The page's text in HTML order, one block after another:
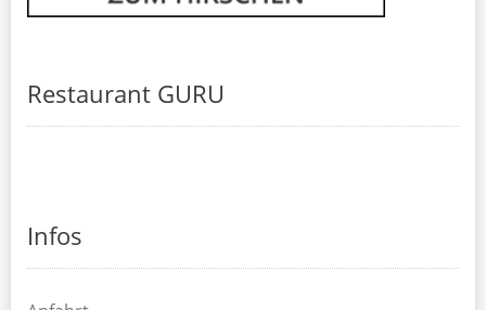
Restaurant GURU
Infos